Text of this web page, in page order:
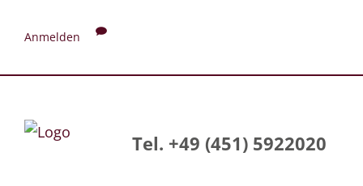
Anmelden
Tel. +49 (451) 5922020